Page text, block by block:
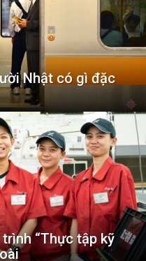
Nhật có gì đặc
“Thực tập kỹ